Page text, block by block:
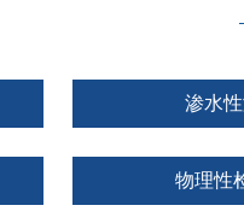
渗水
物理性